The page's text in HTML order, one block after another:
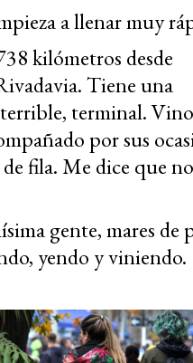
a llenar muy
kilómetros desde
Tiene una
terminal.
por sus
fila. Me dice que
gente, mares de
yendo y viniendo.